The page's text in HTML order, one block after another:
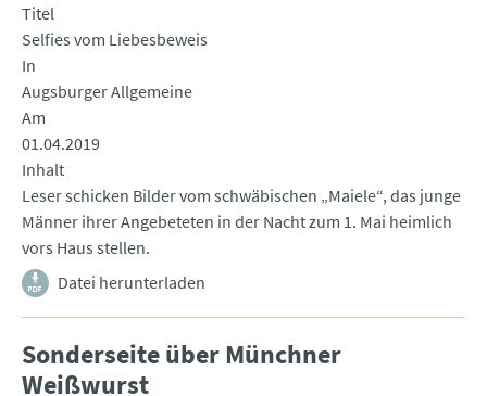
Titel
Selfies vom Liebesbeweis
In
Augsburger Allgemeine
Am
01.04.2019
Inhalt
Leser schicken Bilder vom schwäbischen „Maiele“, das junge
Männer ihrer Angebeteten in der Nacht zum 1. Mai heimlich
vors Haus stellen.
Datei herunterladen
Sonderseite über Münchner
Weißwurst